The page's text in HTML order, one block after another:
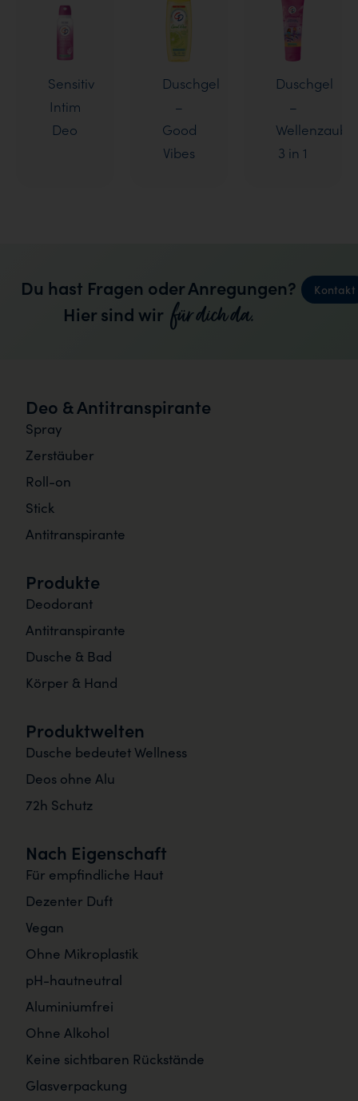
Sensitiv
Intim
Deo
Duschgel
–
Good
Vibes
Duschgel
–
3 in 1
Du hast Fragen oder Anregungen?
Hier sind wir für dich da.
Kontakt
Deo & Antitranspirante
Spray
Zerstäuber
Roll-on
Stick
Antitranspirante
Produkte
Deodorant
Antitranspirante
Dusche & Bad
Körper & Hand
Produktwelten
Dusche bedeutet Wellness
Deos ohne Alu
72h Schutz
Nach Eigenschaft
Für empfindliche Haut
Dezenter Duft
Vegan
Ohne Mikroplastik
pH-hautneutral
Aluminiumfrei
Ohne Alkohol
Keine sichtbaren Rückstände
Glasverpackung